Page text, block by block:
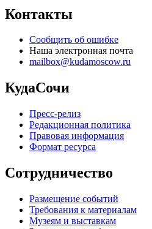
Контакты
Сообщить об ошибке
Наша электронная почта
mailbox@kudamoscow.ru
КудаСочи
Пресс-релиз
Редакционная политика
Правовая информация
Формат ресурса
Сотрудничество
Размещение событий
Требования к материалам
Музеям и выставкам